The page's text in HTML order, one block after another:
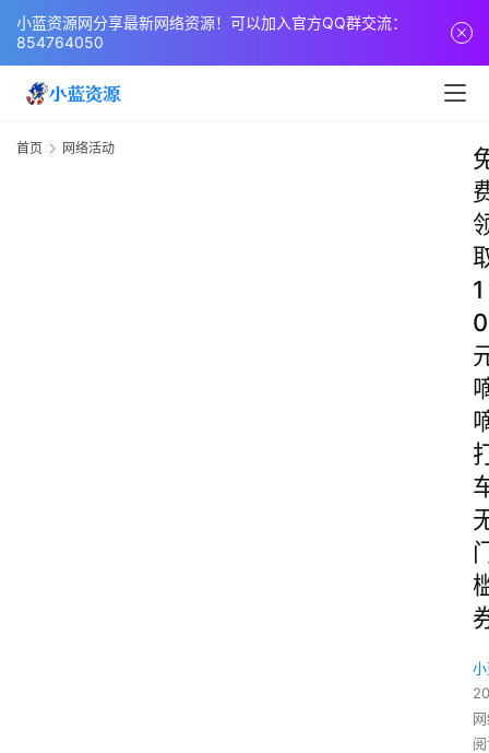
小蓝资源网分享最新网络资源！可以加入官方QQ群交流：
854764050
首页 网络活动
1
0